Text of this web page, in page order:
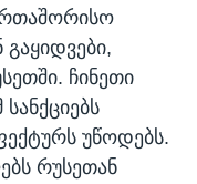
გაყიდვები,
ჩინეთი
უწოდებს.
რუსეთან